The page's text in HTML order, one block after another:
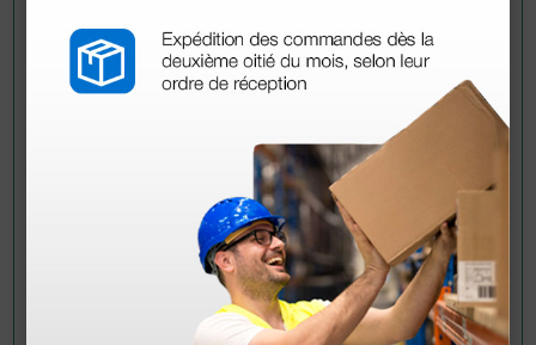
Pregúntale a un colega
¿Todavía tienes alguna duda? ¿Necesitas más
Envía ahora mismo tu pregunta a los colegas que ya
han adquirido este producto.